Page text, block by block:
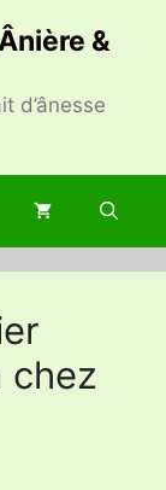
&
d’ânesse
chez